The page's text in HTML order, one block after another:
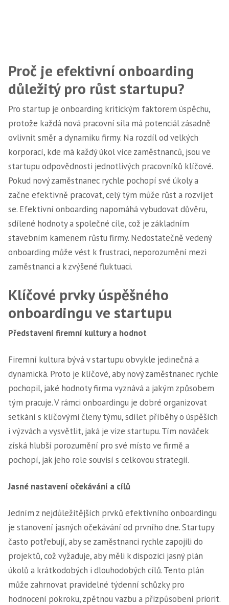
Proč je efektivní onboarding
důležitý pro růst startupu?
Pro startup je onboarding kritickým faktorem úspěchu,
protože každá nová pracovní síla má potenciál zásadně
ovlivnit směr a dynamiku firmy. Na rozdíl od velkých
korporací, kde má každý úkol více zaměstnanců, jsou ve
startupu odpovědnosti jednotlivých pracovníků klíčové.
Pokud nový zaměstnanec rychle pochopí své úkoly a
začne efektivně pracovat, celý tým může růst a rozvíjet
se. Efektivní onboarding napomáhá vybudovat důvěru,
sdílené hodnoty a společné cíle, což je základním
stavebním kamenem růstu firmy. Nedostatečně vedený
onboarding může vést k frustraci, neporozumění mezi
zaměstnanci a k zvýšené fluktuaci.
Klíčové prvky úspěšného
onboardingu ve startupu
Představení firemní kultury a hodnot
Firemní kultura bývá v startupu obvykle jedinečná a
dynamická. Proto je klíčové, aby nový zaměstnanec rychle
pochopil, jaké hodnoty firma vyznává a jakým způsobem
tým pracuje. V rámci onboardingu je dobré organizovat
setkání s klíčovými členy týmu, sdílet příběhy o úspěších
i výzvách a vysvětlit, jaká je vize startupu. Tím nováček
získá hlubší porozumění pro své místo ve firmě a
pochopí, jak jeho role souvisí s celkovou strategií.
Jasné nastavení očekávání a cílů
Jedním z nejdůležitějších prvků efektivního onboardingu
je stanovení jasných očekávání od prvního dne. Startupy
často potřebují, aby se zaměstnanci rychle zapojili do
projektů, což vyžaduje, aby měli k dispozici jasný plán
úkolů a krátkodobých i dlouhodobých cílů. Tento plán
může zahrnovat pravidelné týdenní schůzky pro
hodnocení pokroku, zpětnou vazbu a přizpůsobení priorit.